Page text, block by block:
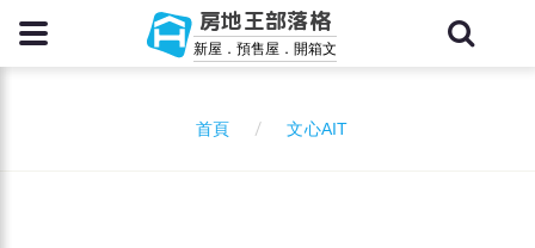
房地王部落格
新屋．預售屋．開箱文
首頁 文心AIT